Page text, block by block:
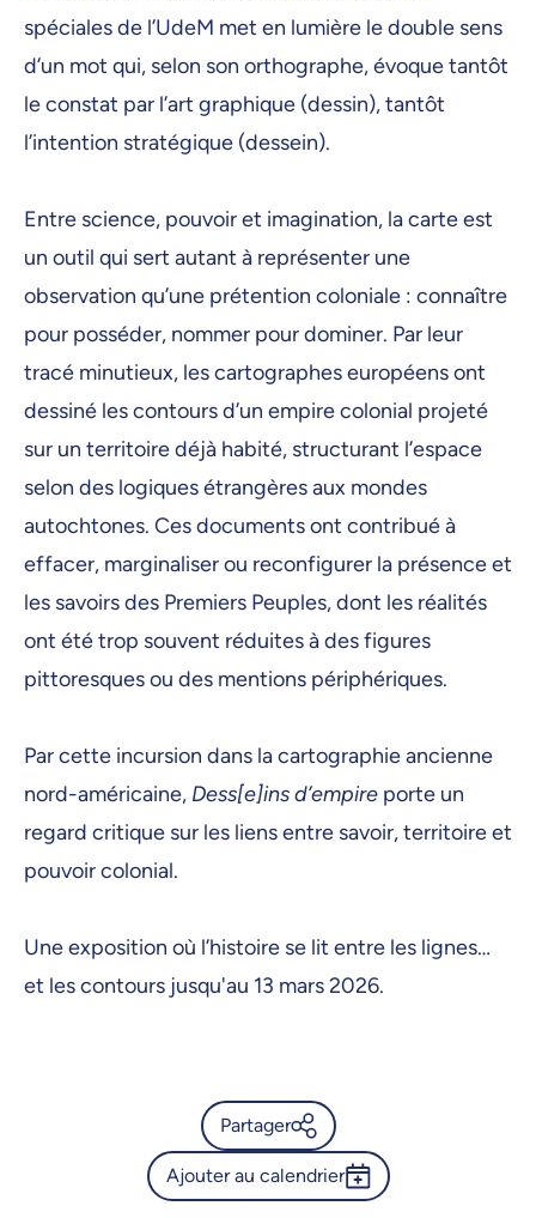
11 février 2026, 09:00
12 février 2026, 09:00
13 février 2026, 09:00
17 février 2026, 09:00
18 février 2026, 09:00
19 février 2026, 09:00
23 février 2026, 09:00
24 février 2026, 09:00
25 février 2026, 09:00
26 février 2026, 09:00
27 février 2026, 09:00
2 mars 2026, 09:00
3 mars 2026, 09:00
6 mars 2026, 09:00
9 mars 2026, 09:00
11 mars 2026, 09:00
spéciales de l’UdeM met en lumière le double sens
d’un mot qui, selon son orthographe, évoque tantôt
le constat par l’art graphique (dessin), tantôt
l’intention stratégique (dessein).
Entre science, pouvoir et imagination, la carte est
un outil qui sert autant à représenter une
observation qu’une prétention coloniale : connaître
pour posséder, nommer pour dominer. Par leur
tracé minutieux, les cartographes européens ont
dessiné les contours d’un empire colonial projeté
sur un territoire déjà habité, structurant l’espace
selon des logiques étrangères aux mondes
autochtones. Ces documents ont contribué à
effacer, marginaliser ou reconfigurer la présence et
les savoirs des Premiers Peuples, dont les réalités
ont été trop souvent réduites à des figures
pittoresques ou des mentions périphériques.
Par cette incursion dans la cartographie ancienne
nord-américaine, Dess[e]ins d’empire porte un
regard critique sur les liens entre savoir, territoire et
pouvoir colonial.
Une exposition où l’histoire se lit entre les lignes…
et les contours jusqu'au 13 mars 2026.
Partager
Calendrier de l’Université de
Ajouter au calendrier